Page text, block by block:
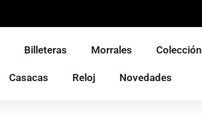
Billeteras Morrales Colección
Casacas Reloj Novedades